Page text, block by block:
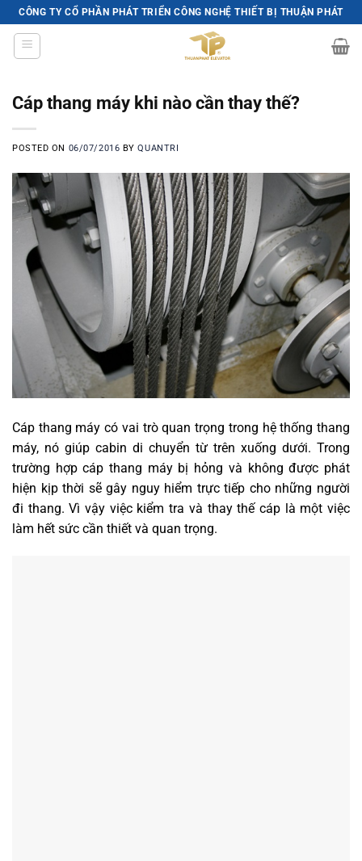
Skip
to
content
CÔNG TY CỔ PHẦN PHÁT TRIỂN CÔNG NGHỆ THIẾT BỊ THUẬN PHÁT
Cáp thang máy khi nào cần thay thế?
POSTED ON 06/07/2016 BYQUANTRI
Cáp thang máy có vai trò quan trọng trong hệ thống thang
máy, nó giúp cabin di chuyển từ trên xuống dưới. Trong
trường hợp cáp thang máy bị hỏng và không được phát
hiện kịp thời sẽ gây nguy hiểm trực tiếp cho những người
đi thang. Vì vậy việc kiểm tra và thay thế cáp là một việc
làm hết sức cần thiết và quan trọng.